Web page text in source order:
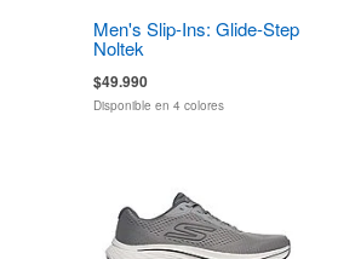
Men's Slip-Ins: Glide-Step
Noltek
$49.990
Disponible en 4 colores